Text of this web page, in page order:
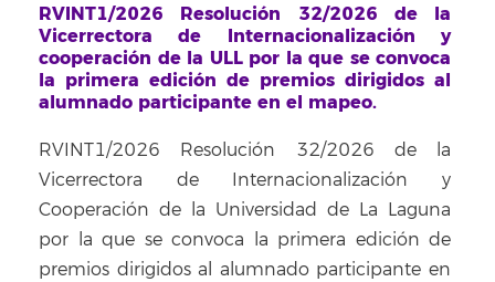
RVINT1/2026 Resolución 32/2026 de la
Vicerrectora de Internacionalización y
cooperación de la ULL por la que se convoca
la primera edición de premios dirigidos al
alumnado participante en el mapeo.
RVINT1/2026 Resolución 32/2026 de la
Vicerrectora de Internacionalización y
Cooperación de la Universidad de La Laguna
por la que se convoca la primera edición de
premios dirigidos al alumnado participante en